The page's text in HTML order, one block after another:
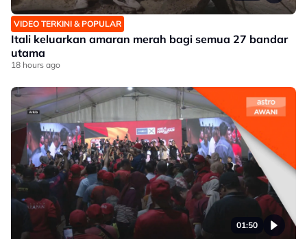
VIDEO TERKINI & POPULAR
Itali keluarkan amaran merah bagi semua 27 bandar
utama
18 hours ago
01:50